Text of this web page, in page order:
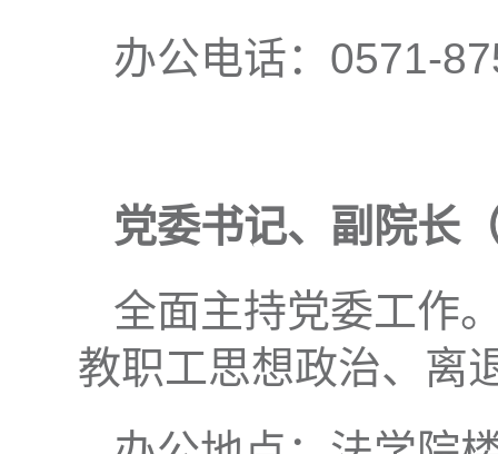
办公电话：0571-
党委书记、副院长
全面主持党委工作
教职工思想政治、离